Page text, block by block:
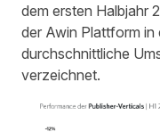
dem ersten Halbjahr
der Awin Plattform in
durchschnittliche
verzeichnet.